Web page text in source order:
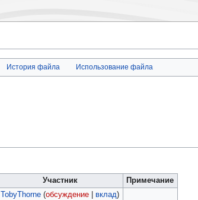
История файла Использование файла
Участник
Примечание
TobyThorne (обсуждение| вклад)